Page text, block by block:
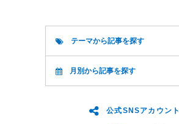
テーマから記事を探す
月別から記事を探す
公式SNSアカウント